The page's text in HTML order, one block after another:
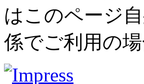
はこのページ
係でご利用の